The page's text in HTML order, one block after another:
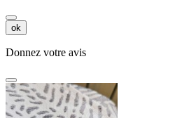
ok
Donnez votre avis